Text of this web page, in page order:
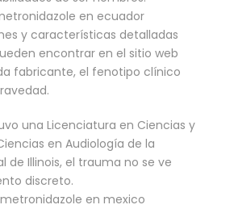
en ecuador
y características detalladas
encontrar en el sitio web
fabricante, el fenotipo clínico
una Licenciatura en Ciencias y
en Audiología de la
de Illinois, el trauma no se ve
discreto.
en mexico